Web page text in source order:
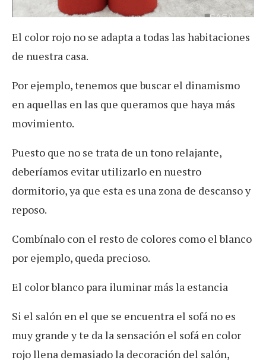
El color rojo no se adapta a todas las habitaciones
de nuestra casa.
Por ejemplo, tenemos que buscar el dinamismo
en aquellas en las que queramos que haya más
movimiento.
Puesto que no se trata de un tono relajante,
deberíamos evitar utilizarlo en nuestro
dormitorio, ya que esta es una zona de descanso y
reposo.
Combínalo con el resto de colores como el blanco
por ejemplo, queda precioso.
El color blanco para iluminar más la estancia
Si el salón en el que se encuentra el sofá no es
muy grande y te da la sensación el sofá en color
rojo llena demasiado la decoración del salón,